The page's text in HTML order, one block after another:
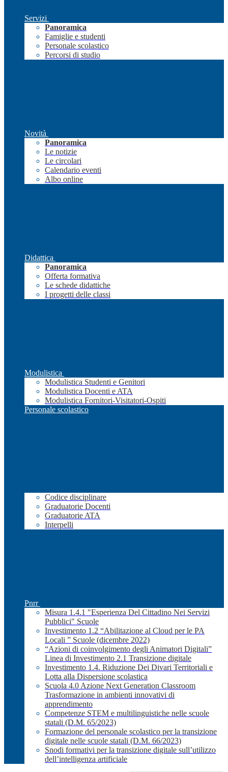
Servizi
Panoramica
Famiglie e studenti
Personale scolastico
Percorsi di studio
Novità
Panoramica
Le notizie
Le circolari
Calendario eventi
Albo online
Didattica
Panoramica
Offerta formativa
Le schede didattiche
I progetti delle classi
Modulistica
Modulistica Studenti e Genitori
Modulistica Docenti e ATA
Modulistica Fornitori-Visitatori-Ospiti
Personale scolastico
Codice disciplinare
Graduatorie Docenti
Graduatorie ATA
Interpelli
Pnrr
Misura 1.4.1 "Esperienza Del Cittadino Nei Servizi
Pubblici" Scuole
Investimento 1.2 “Abilitazione al Cloud per le PA
Locali ” Scuole (dicembre 2022)
“Azioni di coinvolgimento degli Animatori Digitali”
Linea di Investimento 2.1 Transizione digitale
Investimento 1.4. Riduzione Dei Divari Territoriali e
Lotta alla Dispersione scolastica
Scuola 4.0 Azione Next Generation Classroom
Trasformazione in ambienti innovativi di
apprendimento
Competenze STEM e multilinguistiche nelle scuole
statali (D.M. 65/2023)
Formazione del personale scolastico per la transizione
digitale nelle scuole statali (D.M. 66/2023)
Snodi formativi per la transizione digitale sull’utilizzo
dell’intelligenza artificiale